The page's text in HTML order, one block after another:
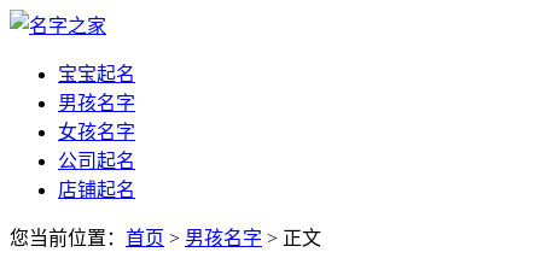
宝宝起名
男孩名字
女孩名字
公司起名
店铺起名
您当前位置： 首页 > 男孩名字 > 正文